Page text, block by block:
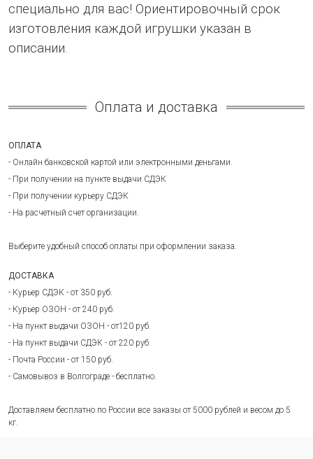
специально для вас! Ориентировочный срок
изготовления каждой игрушки указан в
описании.
Оплата и доставка
ОПЛАТА
- Онлайн банковской картой или электронными деньгами.
- При получении на пункте выдачи СДЭК
- При получении курьеру СДЭК
- На расчетный счет организации.
Выберите удобный способ оплаты при оформлении заказа.
ДОСТАВКА
- Курьер СДЭК - от 350 руб.
- Курьер ОЗОН - от 240 руб.
- На пункт выдачи ОЗОН - от120 руб.
- На пункт выдачи СДЭК - от 220 руб.
- Почта России - от 150 руб.
- Самовывоз в Волгограде - бесплатно.
Доставляем бесплатно по России все заказы от 5000 рублей и весом до 5
кг.